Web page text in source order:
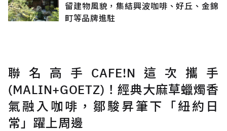
留建物風貌，集結興波咖啡、好丘、金錦
町等品牌進駐
聯名高手CAFE!N這次攜手
(MALIN+GOETZ)！經典大麻草蠟燭香
氣融入咖啡，鄒駿昇筆下「紐約日
常」躍上周邊